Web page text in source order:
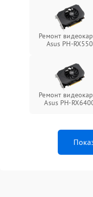
Ремонт
Asus PH-RX550
Ремонт
Asus PH-